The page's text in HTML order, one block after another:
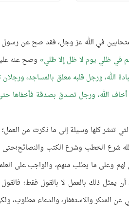
في الله عز وجل، فقد صح عن رسول
في ظلي يوم لا ظل إلا ظلي وصح عنه
الله، ورجل قلبه معلق بالمساجد، ورجلان
الله، ورجل تصدق بصدقة فأخفاها
تنشر كلها وسيلة إلى ما ذكرت من
شرع الخطب وشرع الكتب والنصائح؛حتى
وعلى ما يطلب منهم، والواجب على
يمثل ذلك بالعمل لا بالقول فقط؛
عن المنكر والاستغفار، والدعاء مطلوب،